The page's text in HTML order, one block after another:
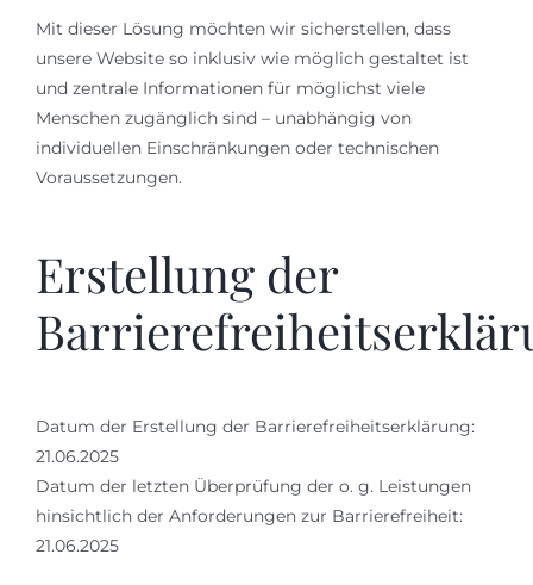
Mit dieser Lösung möchten wir sicherstellen, dass
unsere Website so inklusiv wie möglich gestaltet ist
und zentrale Informationen für möglichst viele
Menschen zugänglich sind – unabhängig von
individuellen Einschränkungen oder technischen
Voraussetzungen.
Erstellung der
Datum der Erstellung der Barrierefreiheitserklärung:
21.06.2025
Datum der letzten Überprüfung der o. g. Leistungen
hinsichtlich der Anforderungen zur Barrierefreiheit:
21.06.2025